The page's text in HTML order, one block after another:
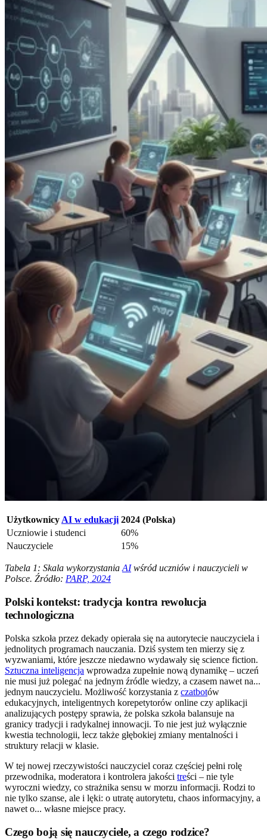
Użytkownicy AI w edukacji 2024 (Polska)
Uczniowie i studenci
60%
Nauczyciele
15%
Tabela 1: Skala wykorzystania AIwśród uczniów i nauczycieli w
Polsce. Źródło: PARP, 2024
Polski kontekst: tradycja kontra rewolucja
technologiczna
Polska szkoła przez dekady opierała się na autorytecie nauczyciela i
jednolitych programach nauczania. Dziś system ten mierzy się z
wyzwaniami, które jeszcze niedawno wydawały się science fiction.
Sztuczna inteligencja wprowadza zupełnie nową dynamikę – uczeń
nie musi już polegać na jednym źródle wiedzy, a czasem nawet na...
jednym nauczycielu. Możliwość korzystania z czatbotów
edukacyjnych, inteligentnych korepetytorów online czy aplikacji
analizujących postępy sprawia, że polska szkoła balansuje na
granicy tradycji i radykalnej innowacji. To nie jest już wyłącznie
kwestia technologii, lecz także głębokiej zmiany mentalności i
struktury relacji w klasie.
W tej nowej rzeczywistości nauczyciel coraz częściej pełni rolę
przewodnika, moderatora i kontrolera jakości treści – nie tyle
wyroczni wiedzy, co strażnika sensu w morzu informacji. Rodzi to
nie tylko szanse, ale i lęki: o utratę autorytetu, chaos informacyjny, a
nawet o... własne miejsce pracy.
Czego boją się nauczyciele, a czego rodzice?